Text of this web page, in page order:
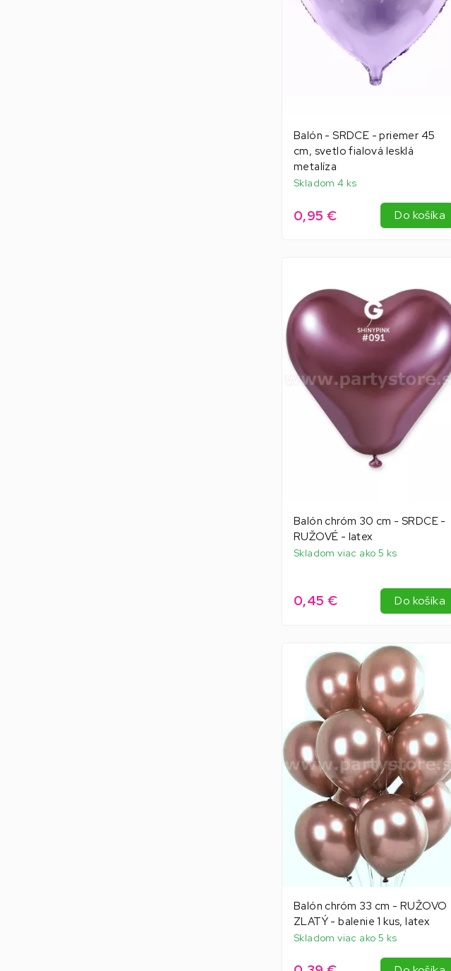
Balón - SRDCE - priemer 45
cm, svetlo fialová lesklá
metalíza
Skladom 4 ks
0,95 € Do košíka
Balón chróm 30 cm - SRDCE -
RUŽOVÉ - latex
Skladom viac ako 5 ks
0,45 € Do košíka
Balón chróm 33 cm - RUŽOVO
ZLATÝ - balenie 1 kus, latex
Skladom viac ako 5 ks